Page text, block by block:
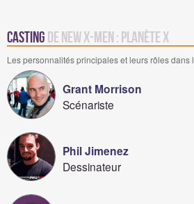
Casting de New X-MEN : Planète X
Les personnalités principales et leurs rôles dans
Grant Morrison
Scénariste
Phil Jimenez
Dessinateur